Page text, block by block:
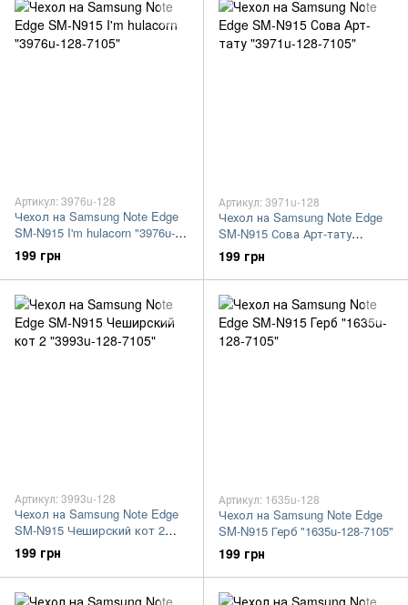
Артикул: 3976u-128
Чехол на Samsung Note Edge
SM-N915 I'm hulacorn "3976u-
128-7105"
199 грн
Артикул: 3971u-128
Чехол на Samsung Note Edge
SM-N915 Сова Арт-тату
"3971u-128-7105"
199 грн
Артикул: 3993u-128
Чехол на Samsung Note Edge
SM-N915 Чеширский кот 2
"3993u-128-7105"
199 грн
Артикул: 1635u-128
Чехол на Samsung Note Edge
SM-N915 Герб "1635u-128-7105"
199 грн